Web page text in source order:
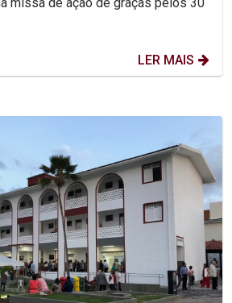
missa de ação de graças pelos 30
LER MAIS